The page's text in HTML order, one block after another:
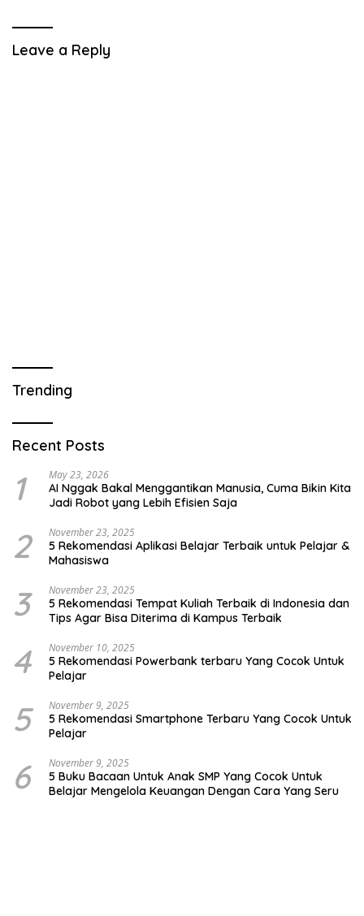
Leave a Reply
Trending
Recent Posts
1 May 23, 2026
AI Nggak Bakal Menggantikan Manusia, Cuma Bikin Kita
Jadi Robot yang Lebih Efisien Saja
2 November 23, 2025
5 Rekomendasi Aplikasi Belajar Terbaik untuk Pelajar &
Mahasiswa
3 November 23, 2025
5 Rekomendasi Tempat Kuliah Terbaik di Indonesia dan
Tips Agar Bisa Diterima di Kampus Terbaik
4 November 10, 2025
5 Rekomendasi Powerbank terbaru Yang Cocok Untuk
Pelajar
5 November 9, 2025
5 Rekomendasi Smartphone Terbaru Yang Cocok Untuk
Pelajar
6 November 9, 2025
5 Buku Bacaan Untuk Anak SMP Yang Cocok Untuk
Belajar Mengelola Keuangan Dengan Cara Yang Seru